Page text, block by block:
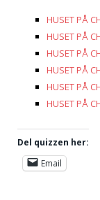
HUSET PÅ
HUSET PÅ
HUSET PÅ
HUSET PÅ
HUSET PÅ
HUSET PÅ
Del quizzen her:
Email